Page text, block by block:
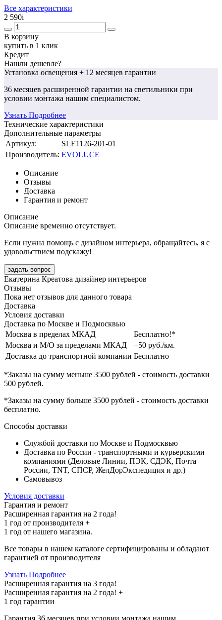
Все характеристики
2 590i
В корзину
купить в 1 клик
Кредит
Нашли дешевле?
Установка освещения + 12 месяцев гарантии
36 месяцев расширенной гарантии на светильники при
условии монтажа нашим специалистом.
Узнать Подробнее
Технические характеристики
Дополнительные параметры
Артикул:
SLE1126-201-01
Производитель: EVOLUCE
Описание
Отзывы
Доставка
Гарантия и ремонт
Описание
Описание временно отсутствует.
Если нужна помощь с дизайном интерьера, обращайтесь, я с
удовольствием подскажу!
задать вопрос
Екатерина Креатова дизайнер интерьеров
Отзывы
Пока нет отзывов для данного товара
Доставка
Условия доставки
Доставка по Москве и Подмосквью
Москва в пределах МКАД
Бесплатно!*
Москва и М/О за пределами МКАД
+50 руб./км.
Доставка до транспортной компании Бесплатно
*Заказы на сумму меньше 3500 рублей - стоимость доставки
500 рублей.
*Заказы на сумму больше 3500 рублей - стоимость доставки
бесплатно.
Способы доставки
Службой доставки по Москве и Подмосквью
Доставка по России - транспортными и курьерскими
компаниями (Деловые Линии, ПЭК, СДЭК, Почта
России, TNT, СПСР, ЖелДорЭкспедиция и др.)
Самовывоз
Условия доставки
Гарантия и ремонт
Расширенная гарантия на 2 года!
1 год от производителя +
1 год от нашего магазина.
Все товары в нашем каталоге сертифицированы и обладают
гарантией от производителя
Узнать Подробнее
Расширенная гарантия на 3 года!
Расширенная гарантия на 2 года! +
1 год гарантии
Гарантия 36 месяцев при условии монтажа нашим